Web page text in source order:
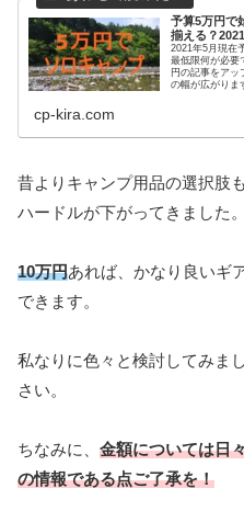
予算5万円で
揃える？
2021年5月現在
最低限何が必要
円の記事をアッ
の幅が広がりま
cp-kira.com
昔よりキャンプ用品の選択肢
ハードルが下がってきました。
10万円あれば、かなり良いギ
できます。
私なりに色々と検討してみま
さい。
ちなみに、 金額については日
の情報である点ご了承を！